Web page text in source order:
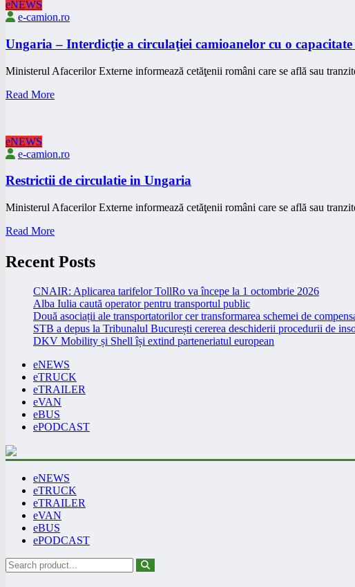
eNEWS
e-camion.ro
Ungaria – Interdicţie a circulaţiei camioanelor cu o
Ministerul Afacerilor Externe informează cetăţenii români care se află sau
Read More
eNEWS
e-camion.ro
Restrictii de circulatie in Ungaria
Ministerul Afacerilor Externe informează cetăţenii români care se află sau
Read More
Recent Posts
CNAIR: Aplicarea tarifelor TollRo va începe la 1 octombrie 2026
Alba Iulia caută operator pentru transportul public
Două asociații ale transportatorilor cer transformarea schemei de
STB a depus la Tribunalul București cererea deschiderii procedurii de
DKV Mobility și Shell își extind parteneriatul european
eNEWS
eTRUCK
eTRAILER
eVAN
eBUS
ePODCAST
eNEWS
eTRUCK
eTRAILER
eVAN
eBUS
ePODCAST